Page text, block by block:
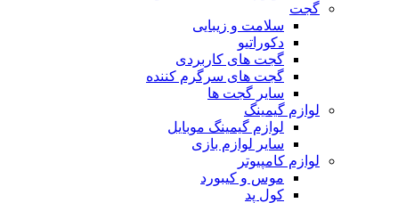
گجت
سلامت و زیبایی
دکوراتیو
گجت های کاربردی
گجت های سرگرم کننده
سایر گجت ها
لوازم گیمینگ
لوازم گیمینگ موبایل
سایر لوازم بازی
لوازم کامپیوتر
موس و کیبورد
کول پد